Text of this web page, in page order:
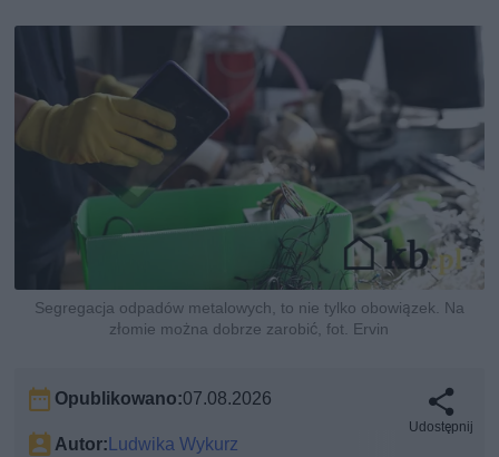
Segregacja odpadów metalowych, to nie tylko obowiązek. Na
złomie można dobrze zarobić, fot. Ervin
Opublikowano:07.08.2026
Autor: Ludwika Wykurz
Udostępnij